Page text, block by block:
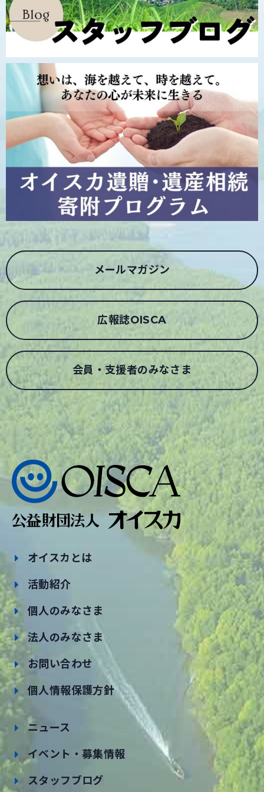
メールマガジン
広報誌OISCA
会員・支援者のみなさま
オイスカとは
活動紹介
個人のみなさま
法人のみなさま
お問い合わせ
個人情報保護方針
ニュース
イベント・募集情報
スタッフブログ